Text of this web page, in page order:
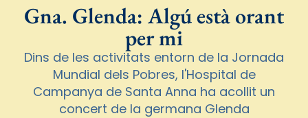
Gna. Glenda: Algú està orant
per mi
Dins de les activitats entorn de la Jornada
Mundial dels Pobres, l'Hospital de
Campanya de Santa Anna ha acollit un
concert de la germana Glenda